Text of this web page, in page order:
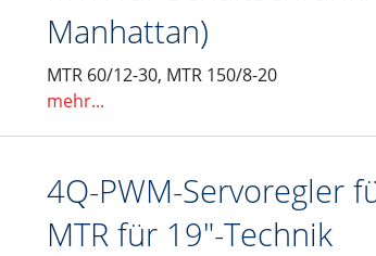
Manhattan)
MTR 60/12-30, MTR 150/8-20
mehr...
4Q-PWM-Servoregler
MTR für 19"-Technik